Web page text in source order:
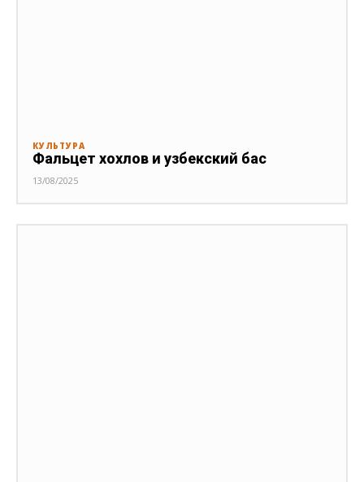
КУЛЬТУРА
Фальцет хохлов и узбекский бас
13/08/2025